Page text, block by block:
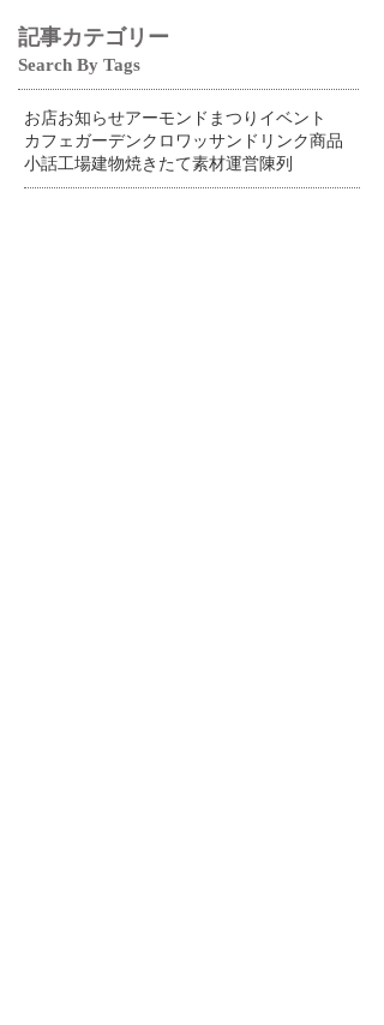
記事カテゴリー
Search By Tags
お店お知らせアーモンドまつり イベント
カフェ ガーデンクロワッサン ドリンク商品
小話工場建物焼きたて素材運営陳列